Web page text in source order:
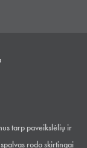
tarp paveikslėlių ir
rodo skirtingai